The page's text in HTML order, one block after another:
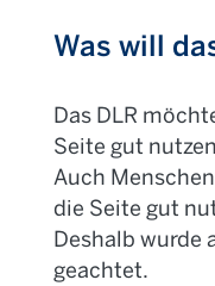
Was will
Das DLR
Seite gut
Auch
die Seite gut
Deshalb wurde
geachtet.